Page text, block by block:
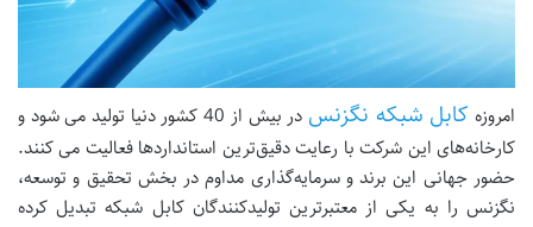
امروزه کابل شبکه نگزنس
در بیش از 40 کشور دنیا تولید می شود و
کارخانه‌های این شرکت با رعایت دقیق‌ترین استانداردها فعالیت می کنند.
حضور جهانی این برند و سرمایه‌گذاری مداوم در بخش تحقیق و توسعه،
نگزنس را به یکی از معتبرترین تولیدکنندگان کابل شبکه تبدیل کرده